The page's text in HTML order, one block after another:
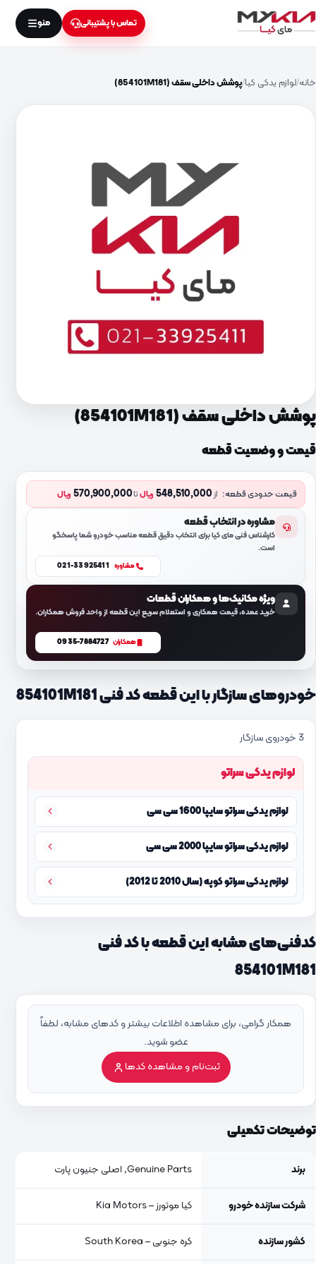
تماس با پشتیبانی منو
خانه لوازم یدکی کیا پوشش داخلی سقف (854101M181)
پوشش داخلی سقف (854101M181)
قیمت و وضعیت قطعه
قیمت حدودی قطعه: از548,510,000 ریالتا570,900,000 ریال
مشاوره در انتخاب قطعه
کارشناس فنی مای کیا برای انتخاب دقیق قطعه مناسب خودرو شما پاسخگو
است.
مشاوره 021-33925411
ویژه مکانیک‌ها و همکاران قطعات
خرید عمده، قیمت همکاری و استعلام سریع این قطعه از واحد فروش همکاران.
همکاران 0935-7884727
خودروهای سازگار با این قطعه کد فنی 854101M181
3 خودروی سازگار
لوازم یدکی سراتو
لوازم یدکی سراتو سایپا 1600 سی سی
لوازم یدکی سراتو سایپا 2000 سی سی
لوازم یدکی سراتو کوپه (سال 2010 تا 2012)
کدفنی‌های مشابه این قطعه با کد فنی
854101M181
همکار گرامی، برای مشاهده اطلاعات بیشتر و کدهای مشابه، لطفاً
عضو شوید.
ثبت‌نام و مشاهده کدها
توضیحات تکمیلی
برند Genuine Parts, اصلی جنیون پارت
شرکت سازنده خودرو کیا موتورز – Kia Motors
کشور سازنده کره جنوبی – South Korea